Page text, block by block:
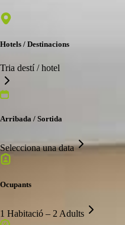
Hotels / Destinacions
Tria destí / hotel
Arribada / Sortida
Selecciona una data
Ocupants
1 Habitació – 2 Adults